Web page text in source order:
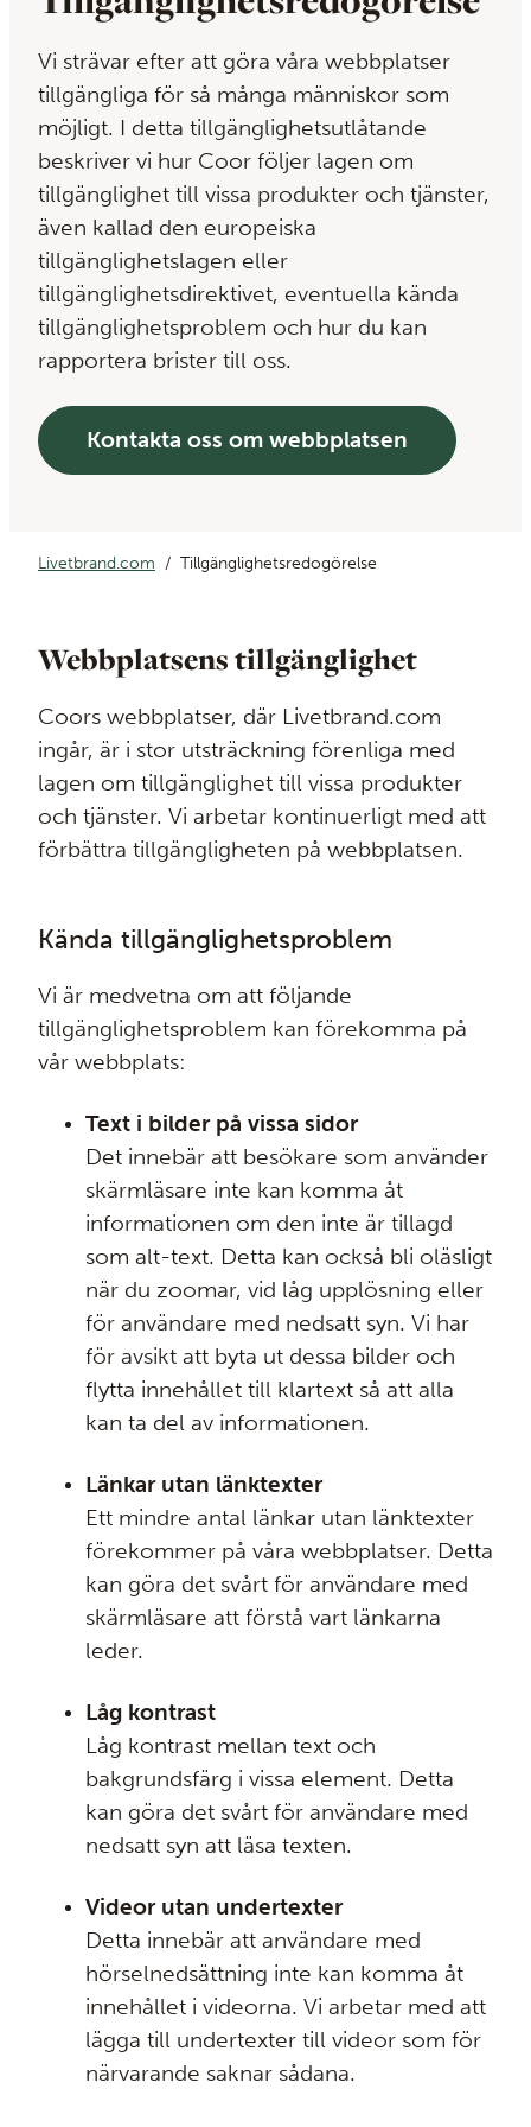
Vi strävar efter att göra våra webbplatser
tillgängliga för så många människor som
möjligt. I detta tillgänglighetsutlåtande
beskriver vi hur Coor följer lagen om
tillgänglighet till vissa produkter och tjänster,
även kallad den europeiska
tillgänglighetslagen eller
tillgänglighetsdirektivet, eventuella kända
tillgänglighetsproblem och hur du kan
rapportera brister till oss.
Kontakta oss om webbplatsen
Livetbrand.com Tillgänglighetsredogörelse
Webbplatsens tillgänglighet
Coors webbplatser, där Livetbrand.com
ingår, är i stor utsträckning förenliga med
lagen om tillgänglighet till vissa produkter
och tjänster. Vi arbetar kontinuerligt med att
förbättra tillgängligheten på webbplatsen.
Kända tillgänglighetsproblem
Vi är medvetna om att följande
tillgänglighetsproblem kan förekomma på
vår webbplats:
Text i bilder på vissa sidor
Det innebär att besökare som använder
skärmläsare inte kan komma åt
informationen om den inte är tillagd
som alt-text. Detta kan också bli oläsligt
när du zoomar, vid låg upplösning eller
för användare med nedsatt syn. Vi har
för avsikt att byta ut dessa bilder och
flytta innehållet till klartext så att alla
kan ta del av informationen.
Länkar utan länktexter
Ett mindre antal länkar utan länktexter
förekommer på våra webbplatser. Detta
kan göra det svårt för användare med
skärmläsare att förstå vart länkarna
leder.
Låg kontrast
Låg kontrast mellan text och
bakgrundsfärg i vissa element. Detta
kan göra det svårt för användare med
nedsatt syn att läsa texten.
Videor utan undertexter
Detta innebär att användare med
hörselnedsättning inte kan komma åt
innehållet i videorna. Vi arbetar med att
lägga till undertexter till videor som för
närvarande saknar sådana.